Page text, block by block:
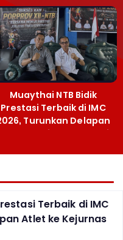
Muaythai NTB Bidik
Prestasi Terbaik di IMC
Turunkan Delapan
Atlet ke Kejurnas Bekasi
Terbaik di IMC
Atlet ke Kejurnas